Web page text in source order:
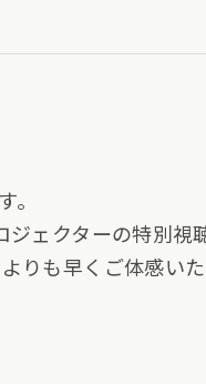
ェクターの特別視
りも早くご体感いた